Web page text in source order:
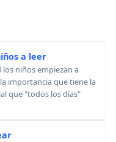
a leer
niños empiezan a
importancia que tiene la
que "todos los días"